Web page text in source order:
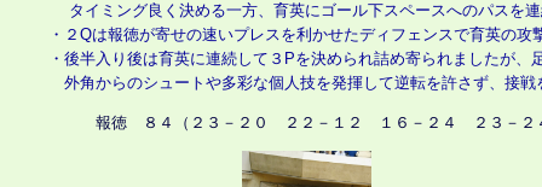
タイミング良く決める一方、育英にゴール下スペースへのパスを
・２Qは報徳が寄せの速いプレスを利かせたディフェンスで育英の
・後半入り後は育英に連続して３Pを決められ詰め寄られましたが
外角からのシュートや多彩な個人技を発揮して逆転を許さず、接
報徳 ８４（２３－２０ ２２－１２ １６－２４ ２３－２